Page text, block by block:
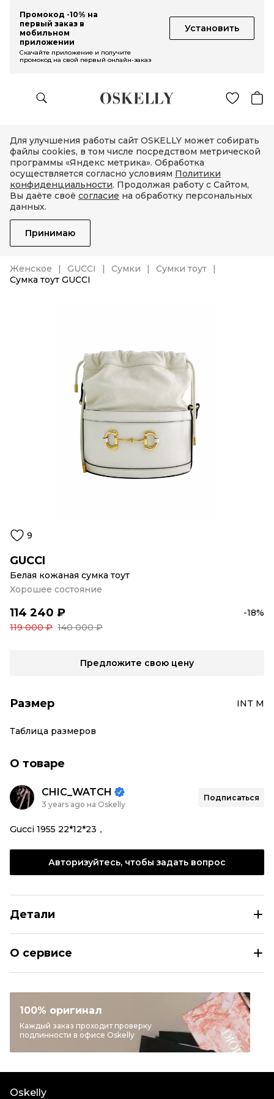
Промокод -10% на
первый заказ в
мобильном
приложении
Установить
Скачайте приложение и получите
промокод на свой первый онлайн-заказ
Для улучшения работы сайт OSKELLY может собирать
файлы cookies, в том числе посредством метрической
программы «Яндекс метрика». Обработка
осуществляется согласно условиям Политики
конфиденциальности. Продолжая работу с Сайтом,
Вы даёте своё согласие на обработку персональных
данных.
Принимаю
Женское GUCCI Сумки
Сумки тоут
Сумка тоут GUCCI
9
GUCCI
Белая кожаная сумка тоут
Хорошее состояние
114 240 ₽
-18%
119 000 ₽ 140 000 ₽
Предложите свою цену
Размер INT M
Таблица размеров
О товаре
CHIC_WATCH
3 years ago на Oskelly
Подписаться
Gucci 1955 22*12*23，
Авторизуйтесь, чтобы задать вопрос
Детали
Категория
Бренд
GUCCI
Материал сумок
Кожа
О сервисе
100% оригинал
Каждый заказ проходит проверку
подлинности в офисе Oskelly
Oskelly